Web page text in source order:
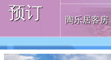
预订
陶乐居客房